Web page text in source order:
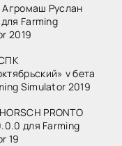
Агромаш Руслан
Farming
2019
v бета
Simulator 2019
PRONTO
для Farming
19